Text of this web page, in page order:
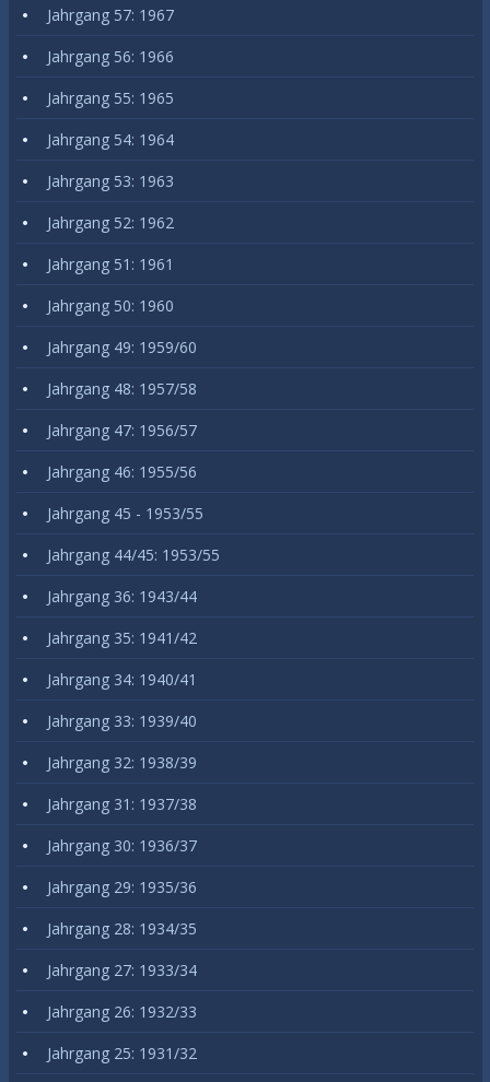
Jahrgang 57: 1967
Jahrgang 56: 1966
Jahrgang 55: 1965
Jahrgang 54: 1964
Jahrgang 53: 1963
Jahrgang 52: 1962
Jahrgang 51: 1961
Jahrgang 50: 1960
Jahrgang 49: 1959/60
Jahrgang 48: 1957/58
Jahrgang 47: 1956/57
Jahrgang 46: 1955/56
Jahrgang 45 - 1953/55
Jahrgang 44/45: 1953/55
Jahrgang 36: 1943/44
Jahrgang 35: 1941/42
Jahrgang 34: 1940/41
Jahrgang 33: 1939/40
Jahrgang 32: 1938/39
Jahrgang 31: 1937/38
Jahrgang 30: 1936/37
Jahrgang 29: 1935/36
Jahrgang 28: 1934/35
Jahrgang 27: 1933/34
Jahrgang 26: 1932/33
Jahrgang 25: 1931/32